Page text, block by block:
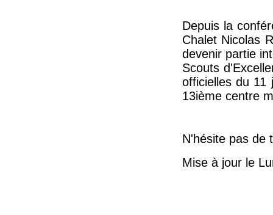
Depuis la
Chalet Nicolas
devenir partie
Scouts
officielles du 11
13ième centre
N'hésite pas de
Mise à jour le